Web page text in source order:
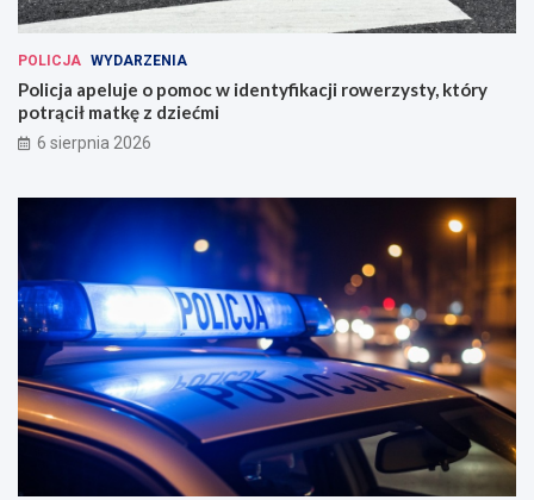
POLICJA WYDARZENIA
Policja apeluje o pomoc w identyfikacji rowerzysty, który
potrącił matkę z dziećmi
6 sierpnia 2026